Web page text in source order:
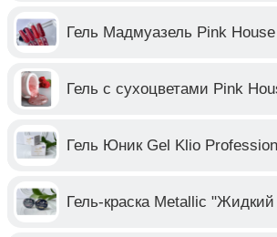
Гель Мадмуазель Pink House
Гель с сухоцветами Pink
Гель Юник Gel Klio
Гель-краска Metallic